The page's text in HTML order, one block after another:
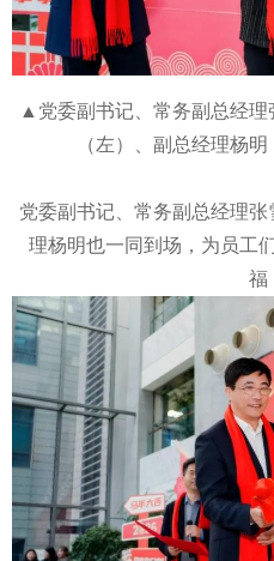
▲党委副书记、常务副总经
（左）、副总经理杨
党委副书记、常务副总经理
理杨明也一同到场，为员工
福